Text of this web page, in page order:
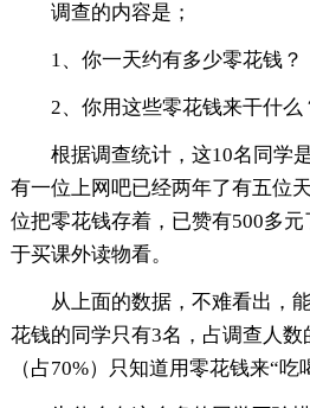
调查的内容是；
1、你一天约有多少零花钱？
2、你用这些零花钱来干什么
根据调查统计，这10名同学是
有一位上网吧已经两年了有五位
位把零花钱存着，已赞有500多
于买课外读物看。
从上面的数据，不难看出，能
花钱的同学只有3名，占调查人数
（占70%）只知道用零花钱来“吃